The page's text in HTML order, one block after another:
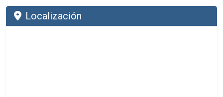
Localización